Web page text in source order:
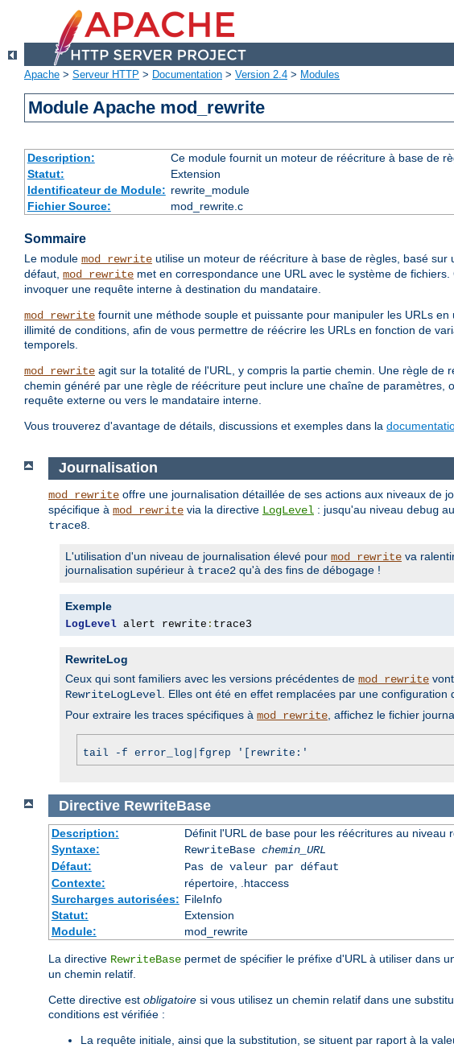
Apache > Serveur HTTP > Documentation > Version 2.4 > Modules
Module Apache mod_rewrite
Description:
Ce module fournit un moteur de réécriture à base de
Statut:
Extension
Identificateur de Module: rewrite_module
Fichier Source:
mod_rewrite.c
Sommaire
Le module mod_rewrite utilise un moteur de réécriture à base de règles, basé
défaut, mod_rewrite met en correspondance une URL avec le système de
invoquer une requête interne à destination du mandataire.
mod_rewrite fournit une méthode souple et puissante pour manipuler les URLs
illimité de conditions, afin de vous permettre de réécrire les URLs en fonction de
temporels.
mod_rewrite agit sur la totalité de l'URL, y compris la partie chemin. Une règle de
chemin généré par une règle de réécriture peut inclure une chaîne de
requête externe ou vers le mandataire interne.
Vous trouverez d'avantage de détails, discussions et exemples dans la
Journalisation
mod_rewrite offre une journalisation détaillée de ses actions aux niveaux de
spécifique à mod_rewrite via la directive LogLevel : jusqu'au niveau debug
trace8
L'utilisation d'un niveau de journalisation élevé pour mod_rewrite va
journalisation supérieur à trace2 qu'à des fins de débogage !
Exemple
LogLevel alert rewrite : trace3
RewriteLog
Ceux qui sont familiers avec les versions précédentes de mod_rewrite
RewriteLogLevel . Elles ont été en effet remplacées par une
Pour extraire les traces spécifiques à mod_rewrite , affichez le fichier
tail -f error_log|fgrep '[rewrite:'
Directive RewriteBase
Description:
Définit l'URL de base pour les réécritures au niveau
Syntaxe:
RewriteBase chemin_URL
Défaut:
Pas de valeur par défaut
Contexte:
répertoire, .htaccess
Surcharges autorisées: FileInfo
Statut:
Extension
Module:
mod_rewrite
La directive RewriteBase permet de spécifier le préfixe d'URL à utiliser dans
un chemin relatif.
Cette directive est obligatoire si vous utilisez un chemin relatif dans une
conditions est vérifiée :
La requête initiale, ainsi que la substitution, se situent par raport à la